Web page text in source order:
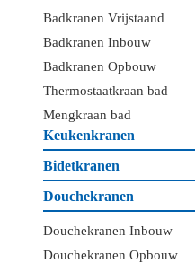
Badkranen Vrijstaand
Badkranen Inbouw
Badkranen Opbouw
Thermostaatkraan bad
Mengkraan bad
Keukenkranen
Bidetkranen
Douchekranen
Douchekranen Inbouw
Douchekranen Opbouw